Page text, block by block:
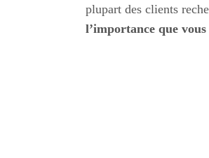
plupart des clients
l’importance que